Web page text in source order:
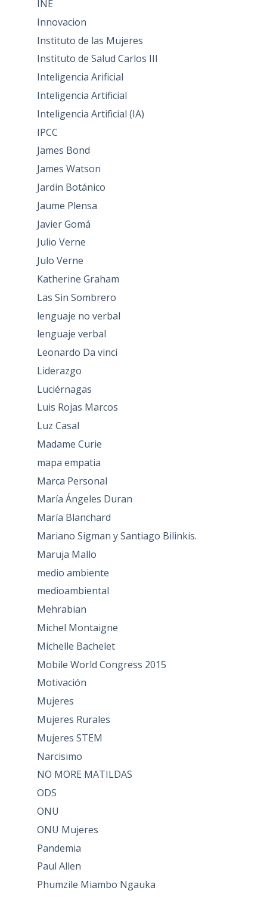
INE
Innovacion
Instituto de las Mujeres
Instituto de Salud Carlos III
Inteligencia Arificial
Inteligencia Artificial
Inteligencia Artificial (IA)
IPCC
James Bond
James Watson
Jardin Botánico
Jaume Plensa
Javier Gomá
Julio Verne
Julo Verne
Katherine Graham
Las Sin Sombrero
lenguaje no verbal
lenguaje verbal
Leonardo Da vinci
Liderazgo
Luciérnagas
Luis Rojas Marcos
Luz Casal
Madame Curie
mapa empatia
Marca Personal
María Ángeles Duran
María Blanchard
Mariano Sigman y Santiago Bilinkis.
Maruja Mallo
medio ambiente
medioambiental
Mehrabian
Michel Montaigne
Michelle Bachelet
Mobile World Congress 2015
Motivación
Mujeres
Mujeres Rurales
Mujeres STEM
Narcisimo
NO MORE MATILDAS
ODS
ONU
ONU Mujeres
Pandemia
Paul Allen
Phumzile Miambo Ngauka